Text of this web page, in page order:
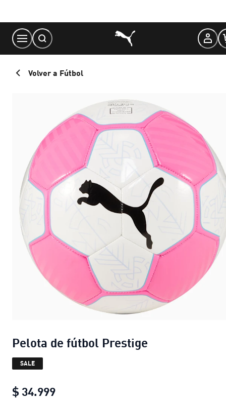
Content
Volver a Fútbol
Pelota de fútbol Prestige
SALE
$ 34.999